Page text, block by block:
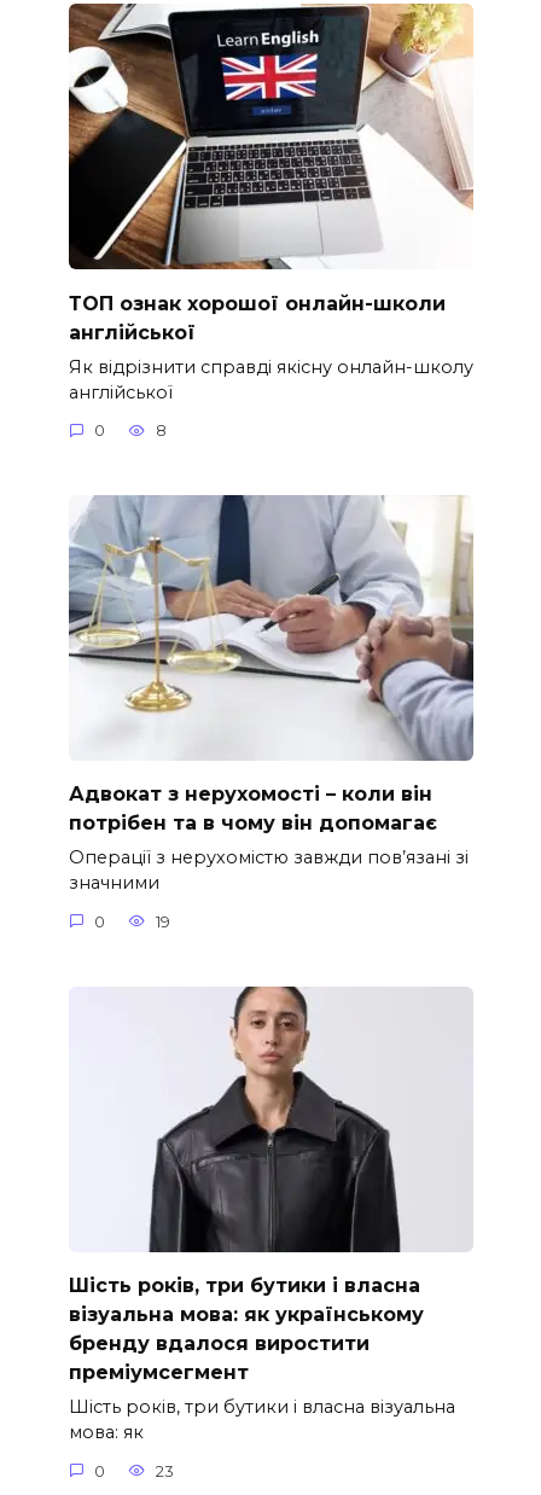
ТОП ознак хорошої онлайн-школи
англійської
Як відрізнити справді якісну онлайн-школу
англійської
0 8
Адвокат з нерухомості – коли він
потрібен та в чому він допомагає
Операції з нерухомістю завжди пов’язані зі
значними
0 19
Шість років, три бутики і власна
візуальна мова: як українському
бренду вдалося виростити
преміумсегмент
Шість років, три бутики і власна візуальна
мова: як
0 23